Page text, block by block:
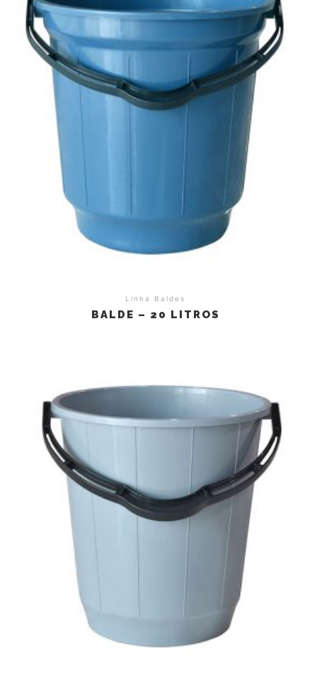
Linha Baldes
BALDE – 20 LITROS